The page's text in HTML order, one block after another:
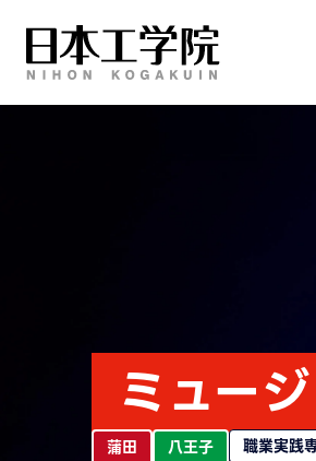
ミュー
蒲田 八王子 職業実践